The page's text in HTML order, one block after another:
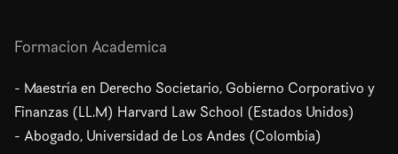
Formacion Academica
- Maestría en Derecho Societario, Gobierno Corporativo y
Finanzas (LL.M) Harvard Law School (Estados Unidos)
- Abogado, Universidad de Los Andes (Colombia)